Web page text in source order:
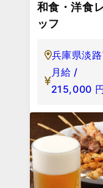
和食・洋食
ッフ
兵庫県淡
月給 /
215,000